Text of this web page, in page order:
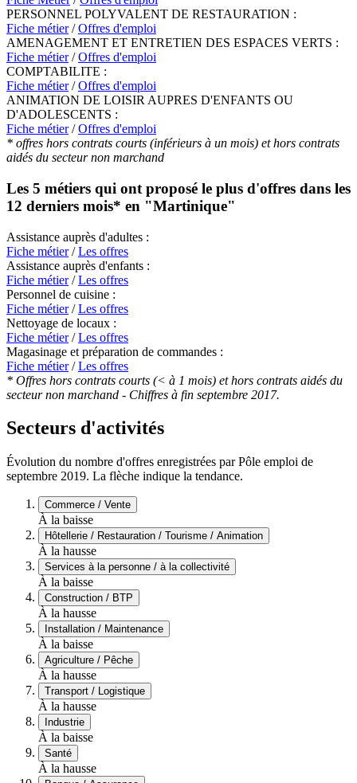
PERSONNEL POLYVALENT DE RESTAURATION :
Fiche métier/Offres d'emploi
AMENAGEMENT ET ENTRETIEN DES ESPACES VERTS :
Fiche métier/Offres d'emploi
COMPTABILITE :
Fiche métier/Offres d'emploi
ANIMATION DE LOISIR AUPRES D'ENFANTS OU
D'ADOLESCENTS :
Fiche métier/Offres d'emploi
* offres hors contrats courts (inférieurs à un mois) et hors contrats
aidés du secteur non marchand
Les 5 métiers qui ont proposé le plus d'offres dans les
12 derniers mois* en "Martinique"
Assistance auprès d'adultes :
Fiche métier/Les offres
Assistance auprès d'enfants :
Fiche métier/Les offres
Personnel de cuisine :
Fiche métier/Les offres
Nettoyage de locaux :
Fiche métier/Les offres
Magasinage et préparation de commandes :
Fiche métier/Les offres
* Offres hors contrats courts (< à 1 mois) et hors contrats aidés du
secteur non marchand - Chiffres à fin septembre 2017.
Secteurs d'activités
Évolution du nombre d'offres enregistrées par Pôle emploi de
septembre 2019. La flèche indique la tendance.
Commerce / Vente
À la baisse
Hôtellerie / Restauration / Tourisme / Animation
À la hausse
Services à la personne / à la collectivité
À la baisse
Construction / BTP
À la hausse
Installation / Maintenance
À la baisse
Agriculture / Pêche
À la hausse
Transport / Logistique
À la hausse
Industrie
À la baisse
Santé
À la hausse